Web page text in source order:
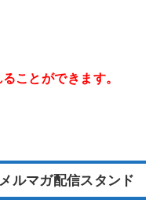
ことができます。
ルマガ配信スタンド